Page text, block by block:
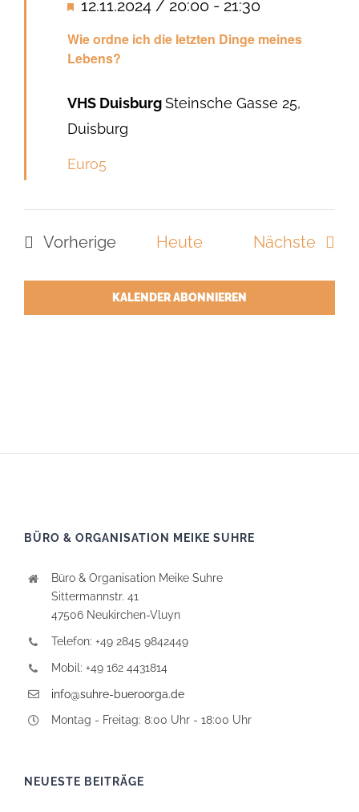
Wie ordne ich die letzten Dinge meines
Lebens?
Hervorgehoben
12.11.2024 / 20:00 - 21:30
VHS DuisburgSteinsche Gasse 25,
Duisburg
Euro5
Vorherige
Heute Nächste
KALENDER ABONNIEREN
BÜRO & ORGANISATION MEIKE SUHRE
Büro & Organisation Meike Suhre
Sittermannstr. 41
47506 Neukirchen-Vluyn
Telefon: +49 2845 9842449
Mobil: +49 162 4431814
info@suhre-bueroorga.de
Montag - Freitag: 8:00 Uhr - 18:00 Uhr
NEUESTE BEITRÄGE